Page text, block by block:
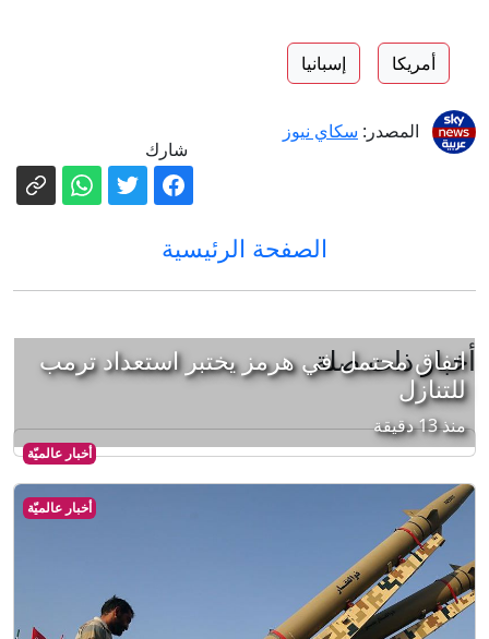
أمريكا إسبانيا
المصدر: سكاي نيوز
شارك
الصفحة الرئيسية
أخبار ذات صلة
أخبار عالميّة
اتفاق محتمل في هرمز يختبر استعداد ترمب
للتنازل
منذ 13 دقيقة
أخبار عالميّة